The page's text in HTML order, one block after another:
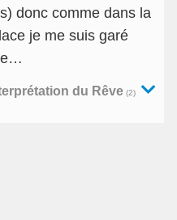
donc comme dans la
je me suis garé
du Rêve (2)